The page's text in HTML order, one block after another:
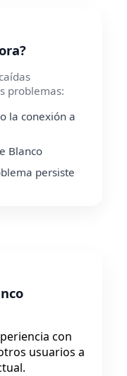
problemas:
la conexión a
Blanco
persiste
con
usuarios a